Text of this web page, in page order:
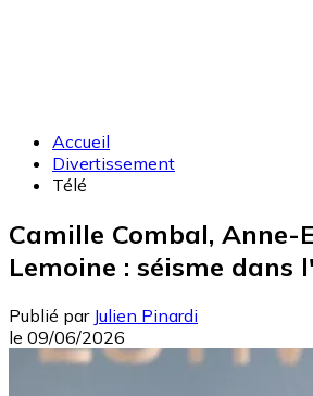
Accueil
Divertissement
Télé
Camille Combal, Anne-
Lemoine : séisme dans
Publié par Julien Pinardi
le 09/06/2026